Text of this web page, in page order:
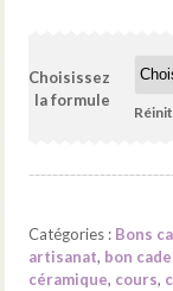
Choisissez
la formule
Catégories : Bons
artisanat, bon
céramique, cours,